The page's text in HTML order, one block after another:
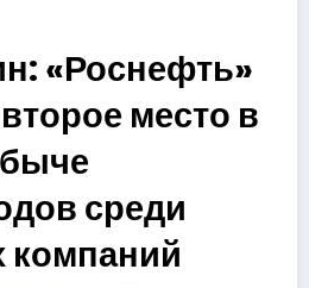
«Роснефть»
место в
среди
компаний